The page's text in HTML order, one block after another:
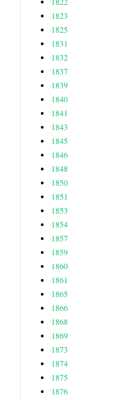
1823
1825
1831
1832
1837
1839
1840
1841
1843
1845
1846
1848
1850
1851
1853
1854
1857
1859
1860
1861
1865
1866
1868
1869
1873
1874
1875
1876